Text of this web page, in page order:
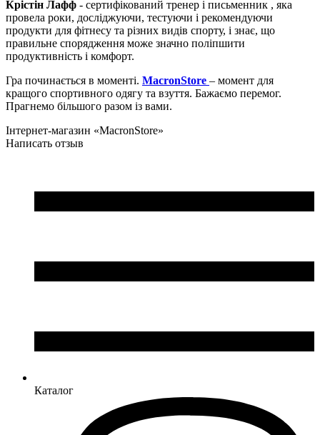
Крістін Лафф - сертифікований тренер і письменник , яка
провела роки, досліджуючи, тестуючи і рекомендуючи
продукти для фітнесу та різних видів спорту, і знає, що
правильне спорядження може значно поліпшити
продуктивність і комфорт.
Гра починається в моменті. MacronStore – момент для
кращого спортивного одягу та взуття. Бажаємо перемог.
Прагнемо більшого разом із вами.
Інтернет-магазин «MacronStore»
Написать отзыв
Каталог